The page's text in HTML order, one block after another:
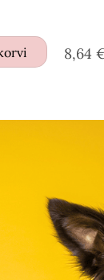
8,64